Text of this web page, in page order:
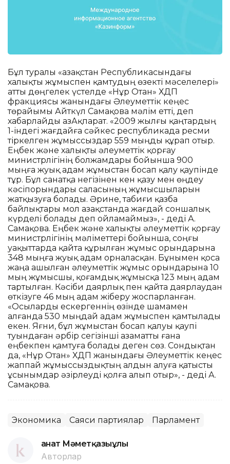
Бұл туралы «Қазақстан Республикасындағы
халықты жұмыспен қамтудың өзекті мәселелері»
атты дөңгелек үстелде «Нұр Отан» ХДП
фракциясы жанындағы Әлеуметтік кеңес
төрайымы Айткүл Самақова мәлім етті, деп
хабарлайды ҚазАқпарат. «2009 жылғы қаңтардың
1-індегі жағдайға сәйкес республикада ресми
тіркелген жұмыссыздар 559 мыңды құрап отыр.
Еңбек және халықты әлеуметтік қорғау
министрлігінің болжамдары бойынша 900
мыңға жуық адам жұмыстан босап қалу қаупінде
тұр. Бұл санатқа негізінен кен қазу мен өңдеу
кәсіпорындары саласының жұмысшыларын
жатқызуға болады. Әрине, табиғи қазба
байлықтары мол Қазақстанда жағдай соншалық
күрделі болады деп ойламаймыз», - деді А.
Самақова. Еңбек және халықты әлеуметтік қорғау
министрлігінің мәліметтері бойынша, соңғы
уақыттарда қайта құрылған жұмыс орындарына
348 мыңға жуық адам орналасқан. Бұнымен қоса
жаңа ашылған әлеуметтік жұмыс орындарына 10
мың жұмысшы, қоғамдық жұмысқа 123 мың адам
тартылған. Кәсіби даярлық пен қайта даярлаудан
өткізуге 46 мың адам жіберу жоспарланған.
«Осыларды ескергеннің өзінде шамамен
алғанда 530 мыңдай адам жұмыспен қамтылады
екен. Яғни, бұл жұмыстан босап қалуы қаупі
туындаған әрбір сегізінші азаматты ғана
еңбекпен қамтуға болады деген сөз. Сондықтан
да, «Нұр Отан» ХДП жанындағы Әлеуметтік кеңес
жаппай жұмыссыздықтың алдын алуға қатысты
ұсынымдар әзірлеуді қолға алып отыр», - деді А.
Самақова.
Экономика Саяси партиялар Парламент
Қанат Мәметқазыұлы
Авторлар